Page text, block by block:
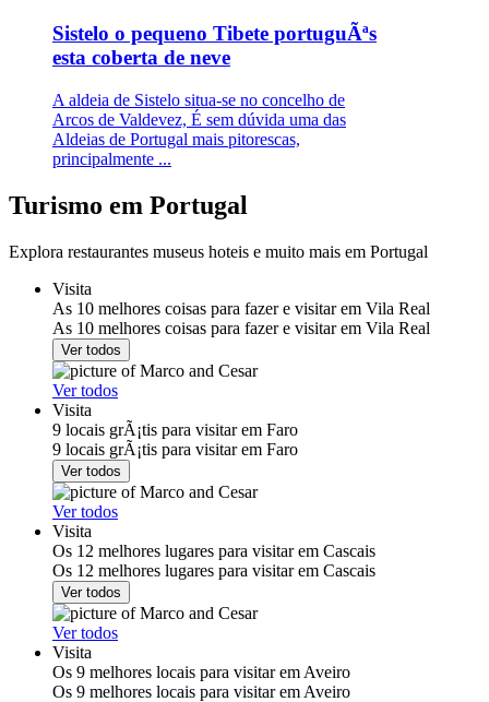
Sistelo o pequeno Tibete portuguÃªs
esta coberta de neve
A aldeia de Sistelo situa-se no concelho de
Arcos de Valdevez, É sem dúvida uma das
Aldeias de Portugal mais pitorescas,
principalmente ...
Turismo em Portugal
Explora restaurantes museus hoteis e muito mais em Portugal
Visita
As 10 melhores coisas para fazer e visitar em Vila Real
As 10 melhores coisas para fazer e visitar em Vila Real
Ver todos
Ver todos
Visita
9 locais grÃ¡tis para visitar em Faro
9 locais grÃ¡tis para visitar em Faro
Ver todos
Ver todos
Visita
Os 12 melhores lugares para visitar em Cascais
Os 12 melhores lugares para visitar em Cascais
Ver todos
Ver todos
Visita
Os 9 melhores locais para visitar em Aveiro
Os 9 melhores locais para visitar em Aveiro